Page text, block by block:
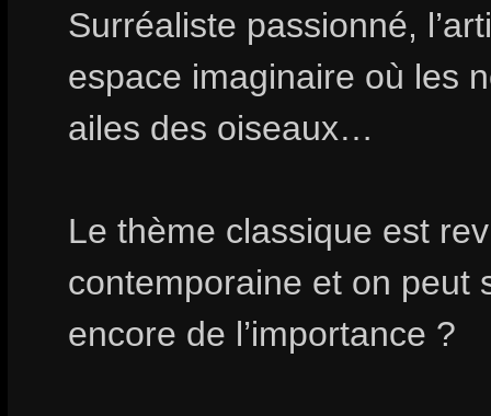
Surréaliste passionné,
espace imaginaire où les
ailes des oiseaux…
Le thème classique est
contemporaine et on peut
encore de l’importance ?